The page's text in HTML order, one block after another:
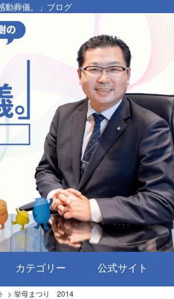
動葬儀。」ブログ
カテゴリー 公式サイト
挙母まつり 2014